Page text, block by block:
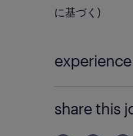
に基づく)
experience
方！
share this